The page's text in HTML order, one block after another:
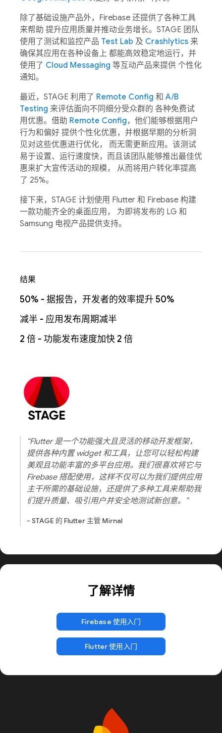
除了基础设施产品外，Firebase 还提供了各种工具
来帮助 提升应用质量并推动业务增长。STAGE 团队
使用了测试和监控产品 Test Lab 及 Crashlytics 来
确保其应用在各种设备上 都能高效稳定地运行，并
使用了 Cloud Messaging 等互动产品来提供 个性化
通知。
最近，STAGE 利用了 Remote Config 和 A/B
Testing 来评估面向不同细分受众群的 各种免费试
用优惠。借助 Remote Config，他们能够根据用户
行为和偏好 提供个性化优惠，并根据早期的分析洞
见对这些优惠进行优化， 而无需更新应用。该测试
易于设置、运行速度快，而且该团队能够推出最佳优
惠来扩大宣传活动的规模， 从而将用户转化率提高
了 25%。
接下来，STAGE 计划使用 Flutter 和 Firebase 构建
一款功能齐全的桌面应用， 为即将发布的 LG 和
Samsung 电视产品提供支持。
结果
50% - 据报告，开发者的效率提升 50%
减半 - 应用发布周期减半
2 倍 - 功能发布速度加快 2 倍
“Flutter 是一个功能强大且灵活的移动开发框架，
提供各种内置 widget 和工具，让您可以轻松构建
美观且功能丰富的多平台应用。我们很喜欢将它与
Firebase 搭配使用，这样不仅可以为我们提供应用
主干所需的基础设施，还提供了多种工具来帮助我
们提升质量、吸引用户并安全地测试新创意。”
- STAGE 的 Flutter 主管 Mirnal
了解详情
Firebase 使用入门
Flutter 使用入门